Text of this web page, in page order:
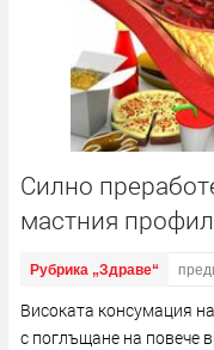
Силно
мастния
Рубрика „Здраве“
Високата консумация
с поглъщане на повече